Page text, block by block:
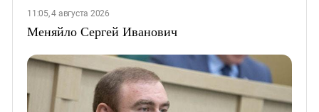
11:05, 4 августа 2026
Меняйло Сергей Иванович